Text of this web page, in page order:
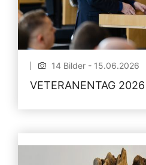
14 Bilder - 15.06.2026
VETERANENTAG 2026